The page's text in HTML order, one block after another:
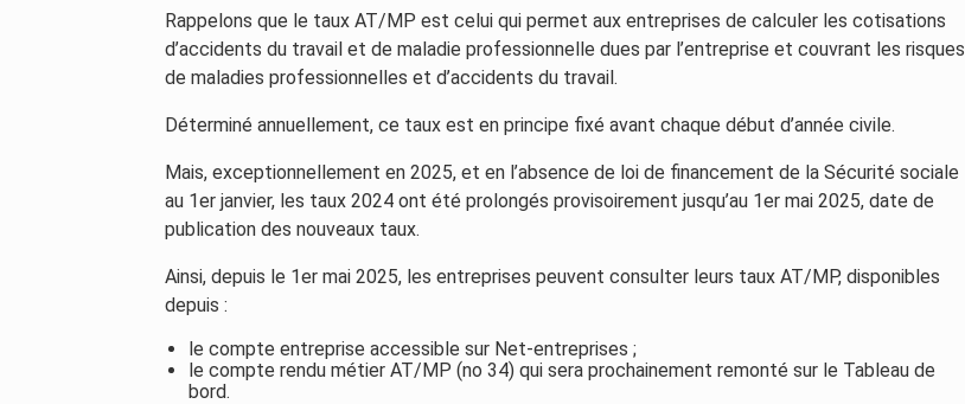
Rappelons que le taux AT/MP est celui qui permet aux entreprises de calculer les cotisations
d’accidents du travail et de maladie professionnelle dues par l’entreprise et couvrant les risques
de maladies professionnelles et d’accidents du travail.
Déterminé annuellement, ce taux est en principe fixé avant chaque début d’année civile.
Mais, exceptionnellement en 2025, et en l’absence de loi de financement de la Sécurité sociale
au 1er janvier, les taux 2024 ont été prolongés provisoirement jusqu’au 1er mai 2025, date de
publication des nouveaux taux.
Ainsi, depuis le 1er mai 2025, les entreprises peuvent consulter leurs taux AT/MP, disponibles
depuis :
le compte entreprise accessible sur Net-entreprises ;
le compte rendu métier AT/MP (no 34) qui sera prochainement remonté sur le Tableau de
bord.